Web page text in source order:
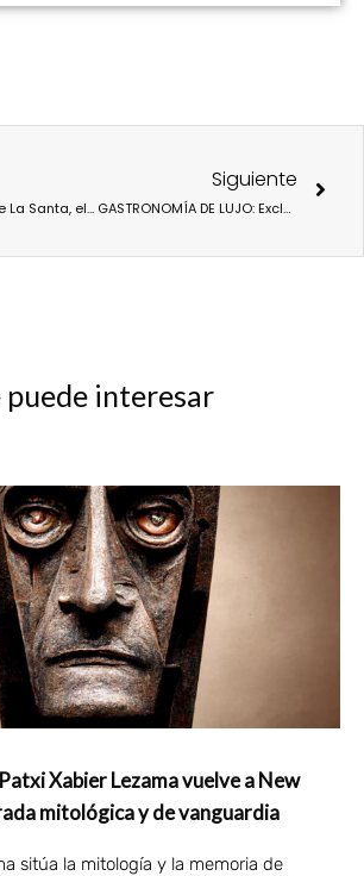
El carabinero de La Santa, el delicioso descubrimiento que cruza el mundo.
Siguiente
GASTRONOMÍA DE LUJO: Exclusividad y alta cocina canaria a 4 manos en Las Terrazas de Abama Suites
puede interesar
Xabier Lezama vuelve a New
mitológica y de vanguardia
sitúa la mitología y la memoria de